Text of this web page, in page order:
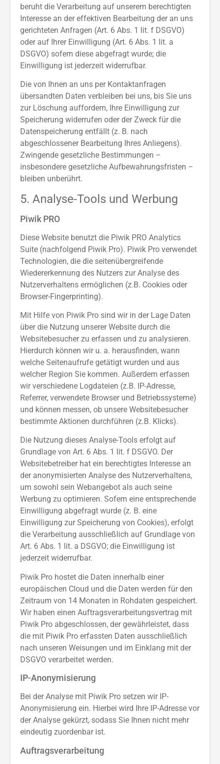
beruht die Verarbeitung auf unserem berechtigten
Interesse an der effektiven Bearbeitung der an uns
gerichteten Anfragen (Art. 6 Abs. 1 lit. f DSGVO)
oder auf Ihrer Einwilligung (Art. 6 Abs. 1 lit. a
DSGVO) sofern diese abgefragt wurde; die
Einwilligung ist jederzeit widerrufbar.
Die von Ihnen an uns per Kontaktanfragen
übersandten Daten verbleiben bei uns, bis Sie uns
zur Löschung auffordern, Ihre Einwilligung zur
Speicherung widerrufen oder der Zweck für die
Datenspeicherung entfällt (z. B. nach
abgeschlossener Bearbeitung Ihres Anliegens).
Zwingende gesetzliche Bestimmungen –
insbesondere gesetzliche Aufbewahrungsfristen –
bleiben unberührt.
5. Analyse-Tools und Werbung
Piwik PRO
Diese Website benutzt die Piwik PRO Analytics
Suite (nachfolgend Piwik Pro). Piwik Pro verwendet
Technologien, die die seitenübergreifende
Wiedererkennung des Nutzers zur Analyse des
Nutzerverhaltens ermöglichen (z.B. Cookies oder
Browser-Fingerprinting).
Mit Hilfe von Piwik Pro sind wir in der Lage Daten
über die Nutzung unserer Website durch die
Websitebesucher zu erfassen und zu analysieren.
Hierdurch können wir u. a. herausfinden, wann
welche Seitenaufrufe getätigt wurden und aus
welcher Region Sie kommen. Außerdem erfassen
wir verschiedene Logdateien (z.B. IP-Adresse,
Referrer, verwendete Browser und Betriebssysteme)
und können messen, ob unsere Websitebesucher
bestimmte Aktionen durchführen (z.B. Klicks).
Die Nutzung dieses Analyse-Tools erfolgt auf
Grundlage von Art. 6 Abs. 1 lit. f DSGVO. Der
Websitebetreiber hat ein berechtigtes Interesse an
der anonymisierten Analyse des Nutzerverhaltens,
um sowohl sein Webangebot als auch seine
Werbung zu optimieren. Sofern eine entsprechende
Einwilligung abgefragt wurde (z. B. eine
Einwilligung zur Speicherung von Cookies), erfolgt
die Verarbeitung ausschließlich auf Grundlage von
Art. 6 Abs. 1 lit. a DSGVO; die Einwilligung ist
jederzeit widerrufbar.
Piwik Pro hostet die Daten innerhalb einer
europäischen Cloud und die Daten werden für den
Zeitraum von 14 Monaten in Rohdaten gespeichert.
Wir haben einen Auftragsverarbeitungsvertrag mit
Piwik Pro abgeschlossen, der gewährleistet, dass
die mit Piwik Pro erfassten Daten ausschließlich
nach unseren Weisungen und im Einklang mit der
DSGVO verarbeitet werden.
IP-Anonymisierung
Bei der Analyse mit Piwik Pro setzen wir IP-
Anonymisierung ein. Hierbei wird Ihre IP-Adresse vor
der Analyse gekürzt, sodass Sie Ihnen nicht mehr
eindeutig zuordenbar ist.
Auftragsverarbeitung